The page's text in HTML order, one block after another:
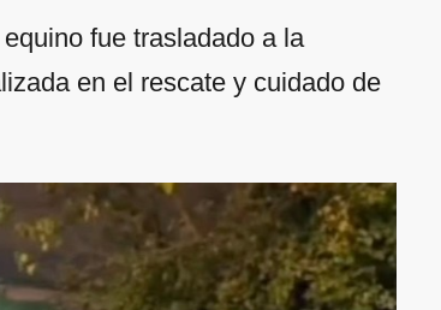
fue trasladado a la
en el rescate y cuidado de